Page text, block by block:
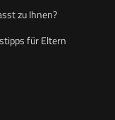
zu Ihnen?
für Eltern